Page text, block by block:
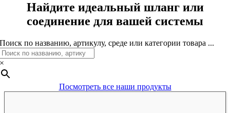
Найдите идеальный шланг или
соединение для вашей системы
Поиск по названию, артикулу, среде или категории товара ...
×
Посмотреть все наши продукты